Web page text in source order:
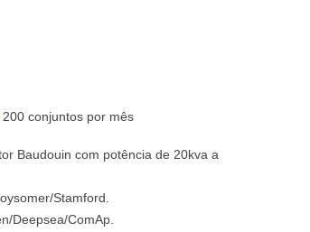
200 conjuntos por mês
Baudouin com potência de 20kva a
Stamford.
Deepsea/ComAp.